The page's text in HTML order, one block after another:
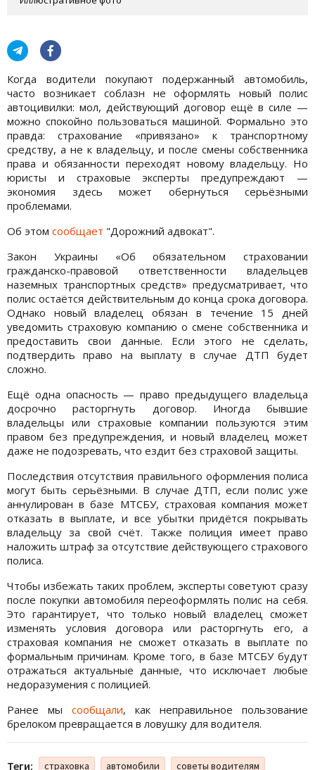
Когда водители покупают подержанный автомобиль,
часто возникает соблазн не оформлять новый полис
автоцивилки: мол, действующий договор ещё в силе —
можно спокойно пользоваться машиной. Формально это
правда: страхование «привязано» к транспортному
средству, а не к владельцу, и после смены собственника
права и обязанности переходят новому владельцу. Но
юристы и страховые эксперты предупреждают —
экономия здесь может обернуться серьёзными
проблемами.
Об этом сообщает "Дорожний адвокат".
Закон Украины «Об обязательном страховании
гражданско-правовой ответственности владельцев
наземных транспортных средств» предусматривает, что
полис остаётся действительным до конца срока договора.
Однако новый владелец обязан в течение 15 дней
уведомить страховую компанию о смене собственника и
предоставить свои данные. Если этого не сделать,
подтвердить право на выплату в случае ДТП будет
сложно.
Ещё одна опасность — право предыдущего владельца
досрочно расторгнуть договор. Иногда бывшие
владельцы или страховые компании пользуются этим
правом без предупреждения, и новый владелец может
даже не подозревать, что ездит без страховой защиты.
Последствия отсутствия правильного оформления полиса
могут быть серьёзными. В случае ДТП, если полис уже
аннулирован в базе МТСБУ, страховая компания может
отказать в выплате, и все убытки придётся покрывать
владельцу за свой счёт. Также полиция имеет право
наложить штраф за отсутствие действующего страхового
полиса.
Чтобы избежать таких проблем, эксперты советуют сразу
после покупки автомобиля переоформлять полис на себя.
Это гарантирует, что только новый владелец сможет
изменять условия договора или расторгнуть его, а
страховая компания не сможет отказать в выплате по
формальным причинам. Кроме того, в базе МТСБУ будут
отражаться актуальные данные, что исключает любые
недоразумения с полицией.
Ранее мы сообщали, как неправильное пользование
брелоком превращается в ловушку для водителя.
Теги: страховка автомобили советы водителям